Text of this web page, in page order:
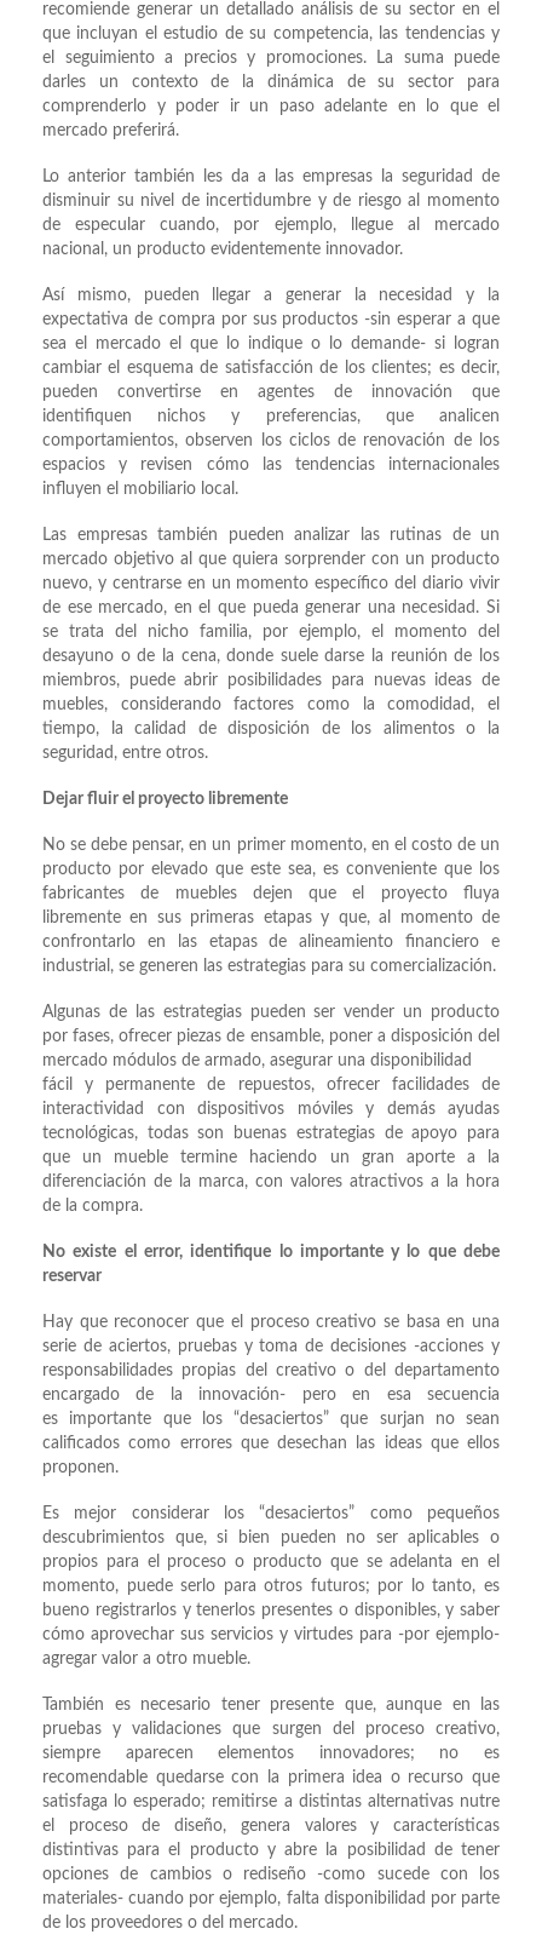
recomiende generar un detallado análisis de su sector en el
que incluyan el estudio de su competencia, las tendencias y
el seguimiento a precios y promociones. La suma puede
darles un contexto de la dinámica de su sector para
comprenderlo y poder ir un paso adelante en lo que el
mercado preferirá.
Lo anterior también les da a las empresas la seguridad de
disminuir su nivel de incertidumbre y de riesgo al momento
de especular cuando, por ejemplo, llegue al mercado
nacional, un producto evidentemente innovador.
Así mismo, pueden llegar a generar la necesidad y la
expectativa de compra por sus productos -sin esperar a que
sea el mercado el que lo indique o lo demande- si logran
cambiar el esquema de satisfacción de los clientes; es decir,
pueden convertirse en agentes de innovación que
identifiquen nichos y preferencias, que analicen
comportamientos, observen los ciclos de renovación de los
espacios y revisen cómo las tendencias internacionales
influyen el mobiliario local.
Las empresas también pueden analizar las rutinas de un
mercado objetivo al que quiera sorprender con un producto
nuevo, y centrarse en un momento específico del diario vivir
de ese mercado, en el que pueda generar una necesidad. Si
se trata del nicho familia, por ejemplo, el momento del
desayuno o de la cena, donde suele darse la reunión de los
miembros, puede abrir posibilidades para nuevas ideas de
muebles, considerando factores como la comodidad, el
tiempo, la calidad de disposición de los alimentos o la
seguridad, entre otros.
Dejar fluir el proyecto libremente
No se debe pensar, en un primer momento, en el costo de un
producto por elevado que este sea, es conveniente que los
fabricantes de muebles dejen que el proyecto fluya
libremente en sus primeras etapas y que, al momento de
confrontarlo en las etapas de alineamiento financiero e
industrial, se generen las estrategias para su comercialización.
Algunas de las estrategias pueden ser vender un producto
por fases, ofrecer piezas de ensamble, poner a disposición del
mercado módulos de armado, asegurar una disponibilidad
fácil y permanente de repuestos, ofrecer facilidades de
interactividad con dispositivos móviles y demás ayudas
tecnológicas, todas son buenas estrategias de apoyo para
que un mueble termine haciendo un gran aporte a la
diferenciación de la marca, con valores atractivos a la hora
de la compra.
No existe el error, identifique lo importante y lo que debe
reservar
Hay que reconocer que el proceso creativo se basa en una
serie de aciertos, pruebas y toma de decisiones -acciones y
responsabilidades propias del creativo o del departamento
encargado de la innovación- pero en esa secuencia
es importante que los “desaciertos” que surjan no sean
calificados como errores que desechan las ideas que ellos
proponen.
Es mejor considerar los “desaciertos” como pequeños
descubrimientos que, si bien pueden no ser aplicables o
propios para el proceso o producto que se adelanta en el
momento, puede serlo para otros futuros; por lo tanto, es
bueno registrarlos y tenerlos presentes o disponibles, y saber
cómo aprovechar sus servicios y virtudes para -por ejemplo-
agregar valor a otro mueble.
También es necesario tener presente que, aunque en las
pruebas y validaciones que surgen del proceso creativo,
siempre aparecen elementos innovadores; no es
recomendable quedarse con la primera idea o recurso que
satisfaga lo esperado; remitirse a distintas alternativas nutre
el proceso de diseño, genera valores y características
distintivas para el producto y abre la posibilidad de tener
opciones de cambios o rediseño -como sucede con los
materiales- cuando por ejemplo, falta disponibilidad por parte
de los proveedores o del mercado.